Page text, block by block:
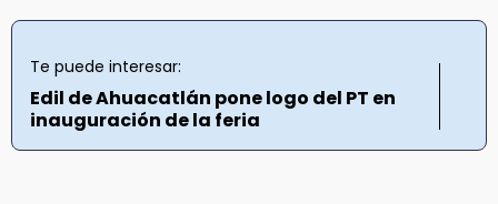
Te puede interesar:
Edil de Ahuacatlán pone logo del PT en
inauguración de la feria